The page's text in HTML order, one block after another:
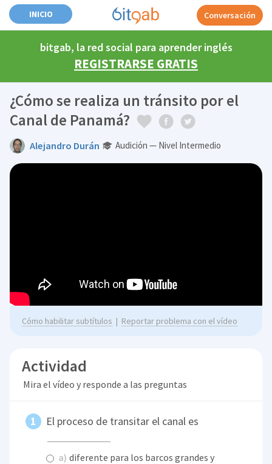
INICIO Conversación
bitgab, la red social para aprender inglés
REGISTRARSE GRATIS
¿Cómo se realiza un tránsito por el
Canal de Panamá?
Alejandro Durán Audición — Nivel Intermedio
Cómo habilitar subtítulos | Reportar problema con el vídeo
Actividad
Mira el vídeo y responde a las preguntas
El proceso de transitar el canal es
a) diferente para los barcos grandes y